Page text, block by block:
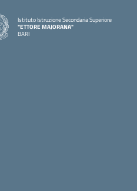
Istituto Istruzione Secondaria Superiore
"ETTORE MAJORANA"
BARI